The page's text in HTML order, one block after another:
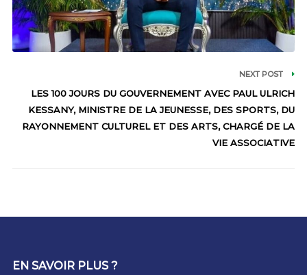
NEXT POST
LES 100 JOURS DU GOUVERNEMENT AVEC PAUL ULRICH
KESSANY, MINISTRE DE LA JEUNESSE, DES SPORTS, DU
RAYONNEMENT CULTUREL ET DES ARTS, CHARGÉ DE LA
VIE ASSOCIATIVE
EN SAVOIR PLUS ?